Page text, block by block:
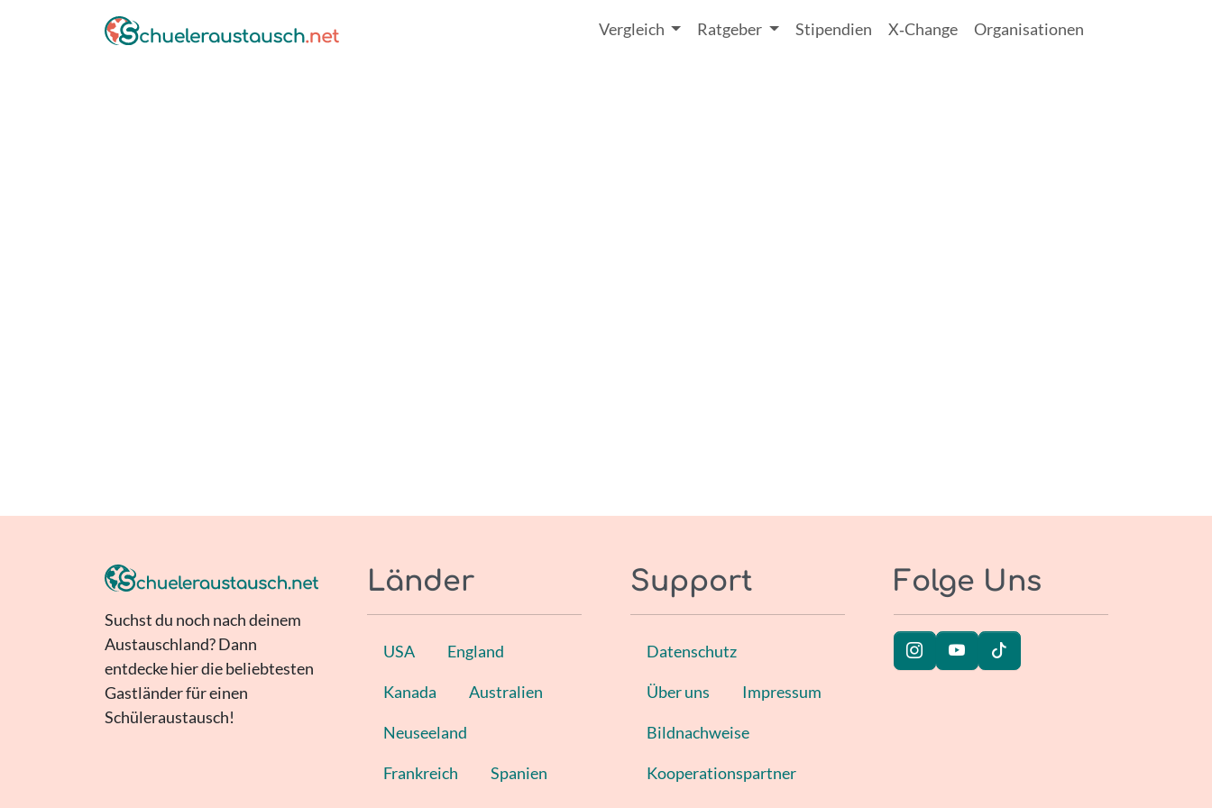
Vergleich Ratgeber Stipendien X‑Change Organisationen
Suchst du noch nach deinem
Austauschland? Dann
entdecke hier die beliebtesten
Gastländer für einen
Schüleraustausch!
Länder
USA England
Kanada Australien
Neuseeland
Frankreich Spanien
Support
Datenschutz
Über uns Impressum
Bildnachweise
Kooperationspartner
Folge Uns